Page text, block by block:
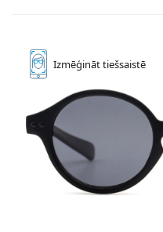
Izmēģināttiešsaistē